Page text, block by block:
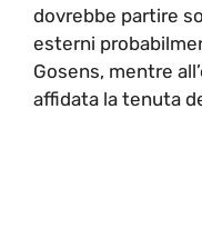
dovrebbe partire
esterni
Gosens, mentre
affidata la tenuta